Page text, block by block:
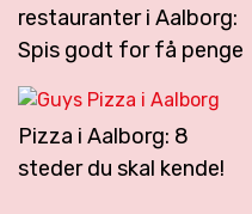
restauranter i Aalborg:
Spis godt for få penge
Pizza i Aalborg: 8
steder du skal kende!